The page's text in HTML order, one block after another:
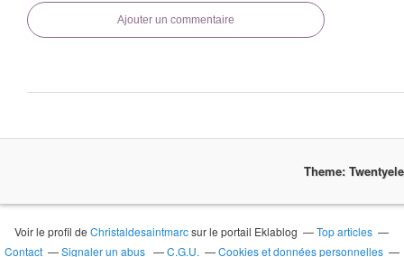
Ajouter un commentaire
Theme:
Voir le profil deChristaldesaintmarcsur le portail Eklablog
Top articles
Contact
Signaler un abus C.G.U. Cookies et données personnelles